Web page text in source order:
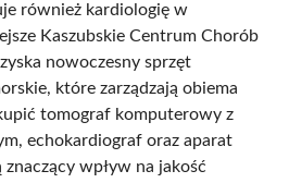
również kardiologię w
Kaszubskie Centrum Chorób
nowoczesny sprzęt
które zarządzają obiema
tomograf komputerowy z
echokardiograf oraz aparat
znaczący wpływ na jakość